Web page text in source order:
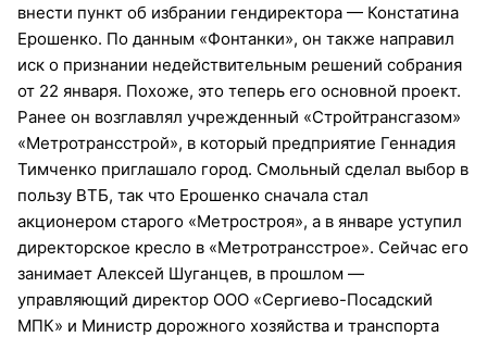
внести пункт об избрании гендиректора — Констатина
Ерошенко. По данным «Фонтанки», он также направил
иск о признании недействительным решений собрания
от 22 января. Похоже, это теперь его основной проект.
Ранее он возглавлял учрежденный «Стройтрансгазом»
«Метротрансстрой», в который предприятие Геннадия
Тимченко приглашало город. Смольный сделал выбор в
пользу ВТБ, так что Ерошенко сначала стал
акционером старого «Метростроя», а в январе уступил
директорское кресло в «Метротрансстрое». Сейчас его
занимает Алексей Шуганцев, в прошлом —
управляющий директор ООО «Сергиево-Посадский
МПК» и Министр дорожного хозяйства и транспорта